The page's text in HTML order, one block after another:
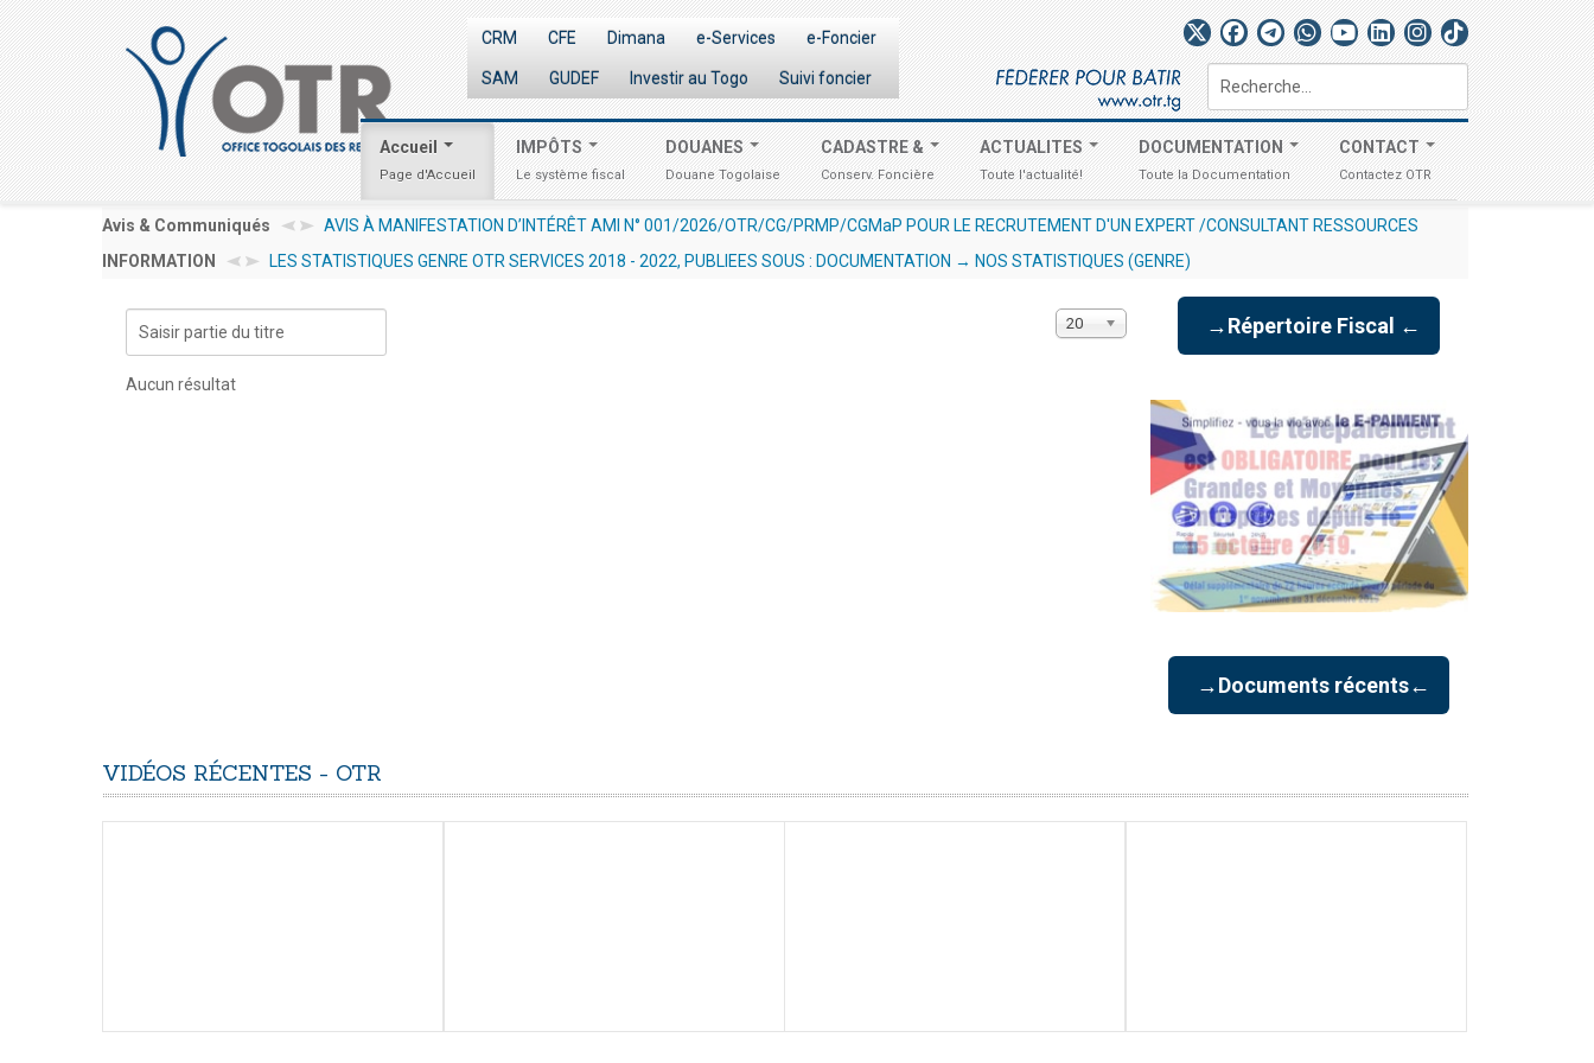
CRM CFE Dimana e-Services e-Foncier
SAM GUDEF Investir au Togo Suivi foncier Rechercher
Accueil
Page d'Accueil
IMPÔTS
Le système fiscal
DOUANES
Douane Togolaise
CADASTRE &
Conserv. Foncière
ACTUALITES
Toute l'actualité!
DOCUMENTATION
Toute la Documentation
CONTACT
Contactez OTR
Avis & Communiqués
AVIS À MANIFESTATION D’INTÉRÊT AMI N° 001/2026/OTR/CG/PRMP/CGMaP POUR LE RECRUTEMENT D'UN EXPERT /CONSULTANT RESSOURCES
HUMAINES EN VUE DE LA DYNAMISATION -mardi, 14 juillet 2026 10:30
INFORMATION LES STATISTIQUES GENRE OTR SERVICES 2018 - 2022, PUBLIEES SOUS : DOCUMENTATION → NOS STATISTIQUES (GENRE)
Saisir
partie
du
Affichage
20
Aucun résultat
→Répertoire Fiscal ←
→Documents récents←
VIDÉOS RÉCENTES - OTR